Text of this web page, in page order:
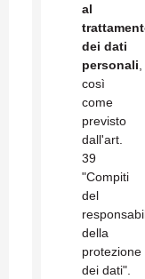
al
dei dati
personali,
così
come
previsto
dall'art.
39
"Compiti
del
della
protezione
dei dati".